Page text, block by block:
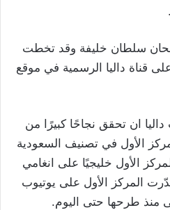
سلطان خليفة وقد تخطت
على قناة داليا الرسمية في موقع
ان تحقق نجاحًا كبيرًا من
الأول في تصنيف السعودية
المركز الأول خليجيًا على انغامي
المركز الأول على يوتيوب
منذ طرحها حتى اليوم.